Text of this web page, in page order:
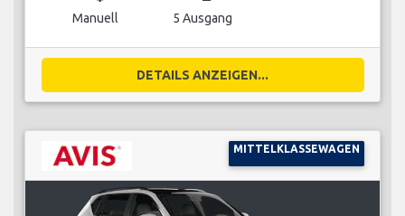
Manuell 5 Ausgang
DETAILS ANZEIGEN...
MITTELKLASSEWAGEN